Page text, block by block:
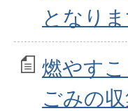
となり
燃やす
ごみの